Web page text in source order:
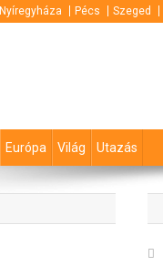
Nyíregyháza Pécs Szeged
Európa Világ Utazás